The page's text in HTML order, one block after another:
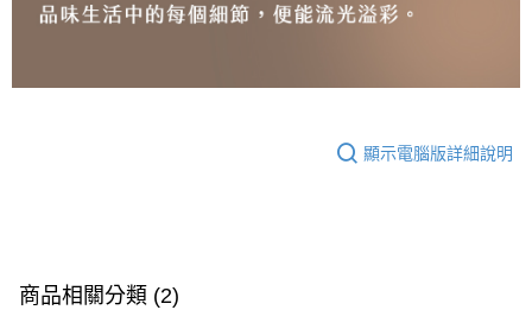
顯示電腦版詳細說明
商品相關分類 (2)